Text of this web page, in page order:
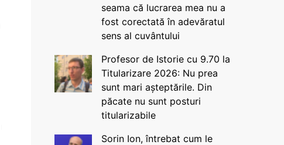
seama că lucrarea mea nu a
fost corectată în adevăratul
sens al cuvântului
Profesor de Istorie cu 9.70 la
Titularizare 2026: Nu prea
sunt mari așteptările. Din
păcate nu sunt posturi
titularizabile
Sorin Ion, întrebat cum le